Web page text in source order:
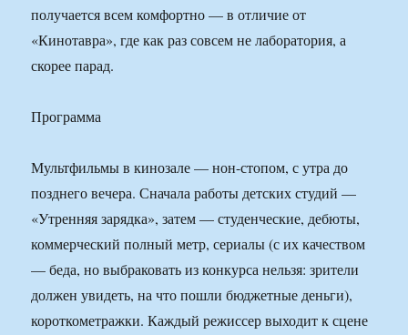
получается всем комфортно — в отличие от
«Кинотавра», где как раз совсем не лаборатория, а
скорее парад.
Программа
Мультфильмы в кинозале — нон-стопом, с утра до
позднего вечера. Сначала работы детских студий —
«Утренняя зарядка», затем — студенческие, дебюты,
коммерческий полный метр, сериалы (с их качеством
— беда, но выбраковать из конкурса нельзя: зрители
должен увидеть, на что пошли бюджетные деньги),
короткометражки. Каждый режиссер выходит к сцене